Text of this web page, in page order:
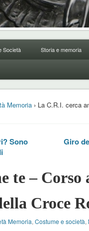
Società Storia e memoria
Memoria› La C.R.I. cerca
Sono
Giro
te – Corso
Croce
Memoria, Costume e società,